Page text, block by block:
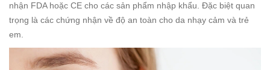
nhận FDA hoặc CE cho các sản phẩm nhập khẩu. Đặc biệt quan
trọng là các chứng nhận về độ an toàn cho da nhạy cảm và trẻ
em.